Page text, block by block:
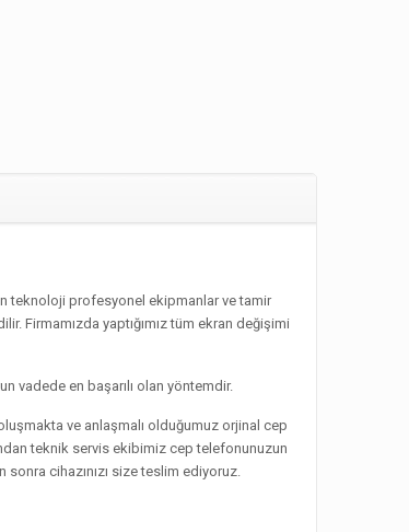
teknoloji profesyonel ekipmanlar ve tamir
Firmamızda yaptığımız tüm ekran değişimi
vadede en başarılı olan yöntemdir.
ve anlaşmalı olduğumuz orjinal cep
teknik servis ekibimiz cep telefonunuzun
cihazınızı size teslim ediyoruz.